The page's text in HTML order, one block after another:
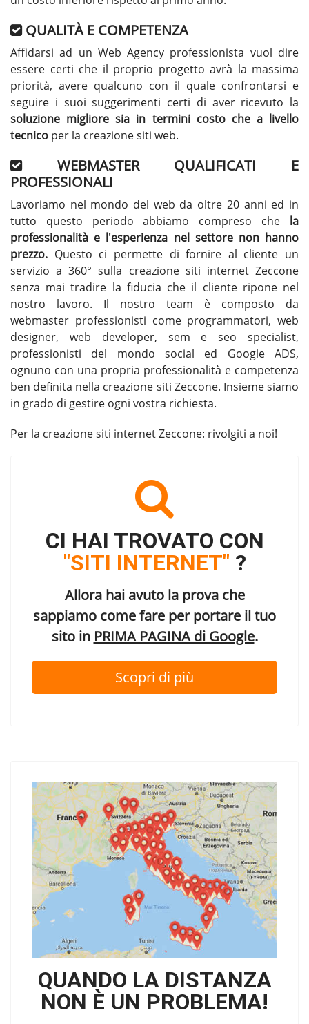
QUALITÀ E COMPETENZA
Affidarsi ad un Web Agency professionista vuol dire
essere certi che il proprio progetto avrà la massima
priorità, avere qualcuno con il quale confrontarsi e
seguire i suoi suggerimenti certi di aver ricevuto la
soluzione migliore sia in termini costo che a livello
tecnico per la creazione siti web.
WEBMASTER QUALIFICATI E
PROFESSIONALI
Lavoriamo nel mondo del web da oltre 20 anni ed in
tutto questo periodo abbiamo compreso che la
professionalità e l'esperienza nel settore non hanno
prezzo. Questo ci permette di fornire al cliente un
servizio a 360° sulla creazione siti internet Zeccone
senza mai tradire la fiducia che il cliente ripone nel
nostro lavoro. Il nostro team è composto da
webmaster professionisti come programmatori, web
designer, web developer, sem e seo specialist,
professionisti del mondo social ed Google ADS,
ognuno con una propria professionalità e competenza
ben definita nella creazione siti Zeccone. Insieme siamo
in grado di gestire ogni vostra richiesta.
Per la creazione siti internet Zeccone: rivolgiti a noi!
CI HAI TROVATO CON
"SITI INTERNET" ?
Allora hai avuto la prova che
sappiamo come fare per portare il tuo
sito in PRIMA PAGINA di Google.
Scopri di più
QUANDO LA DISTANZA
NON È UN PROBLEMA!